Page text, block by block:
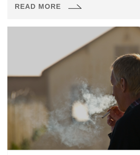
送醫不治。 呂男無視飯店的警告標示仍決定使用跑步機，
會怎麼認定責任呢？一起來看看判決書
READ MORE